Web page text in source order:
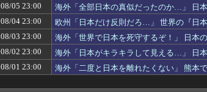
【悲報】鎌田大地に日本代表の後輩３人が高級ブラン
研究者「株式投資にハマる若者はギャンブルにハマる
【画像】スト6に彗星の如く現れたフィリピン人キャラ
【DeNA対阪神16回戦】DeNA・エンカーナシオン、第6
【悲報】日本人「祭りがうるさい！子供がうるさい！
【衝撃】震災で母親に「置いていかないで」と言われ
【動画】赤ちゃん👶、おっぱいに興味津々ｗｗｗ
08/05 23:00
海外「全部日本の真似だったのか…」 日
08/04 23:00
欧州「日本だけ反則だろ…」 世界の『日
08/03 23:00
海外「世界で日本を死守するぞ！」 日本
08/02 23:00
海外「日本がキラキラして見える…」 日
08/01 23:00
海外「二度と日本を離れたくない」 熊本